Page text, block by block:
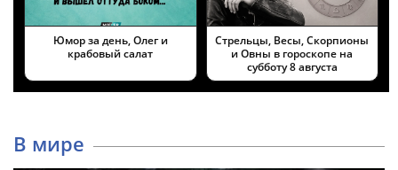
Юмор за день, Олег и
крабовый салат
Стрельцы, Весы, Скорпионы
и Овны в гороскопе на
субботу 8 августа
В мире